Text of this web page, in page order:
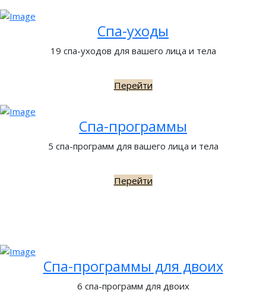
Спа-уходы
19 спа-уходов для вашего лица и тела
Перейти
Спа-программы
5 спа-программ для вашего лица и тела
Перейти
Спа-программы для двоих
6 спа-программ для двоих